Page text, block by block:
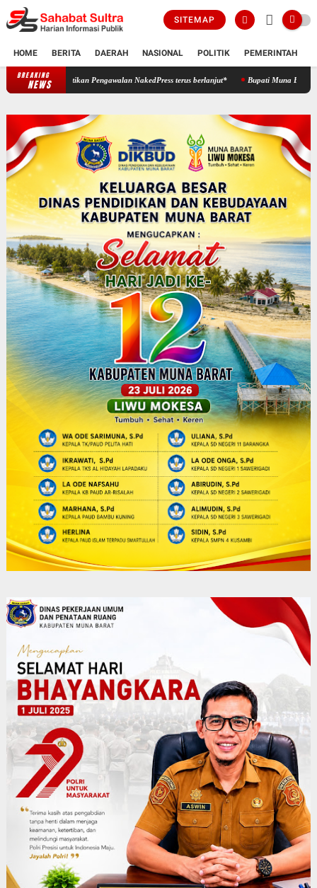
SITEMAP
HOME BERITA DAERAH NASIONAL POLITIK PEMERINTAH
BREAKING
NEWS ‎*Desak Disnakerstrans DKI Jakarta, JARNAS HUDLI Pastikan